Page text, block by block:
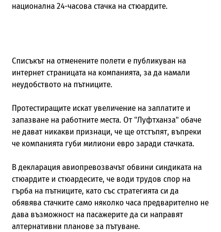
национална 24-часова стачка на стюардите.
Списъкът на отменените полети е публикуван на
интернет страницата на компанията, за да намали
неудобството на пътниците.
Протестиращите искат увеличение на заплатите и
запазване на работните места. От "Луфтханза" обаче
не дават никакви признаци, че ще отстъпят, въпреки
че компанията губи милиони евро заради стачката.
В декларация авиопревозвачът обвини синдиката на
стюардите и стюардесите, че води трудов спор на
гърба на пътниците, като със стратегията си да
обявява стачките само няколко часа предварително не
дава възможност на пасажерите да си направят
алтернативни планове за пътуване.